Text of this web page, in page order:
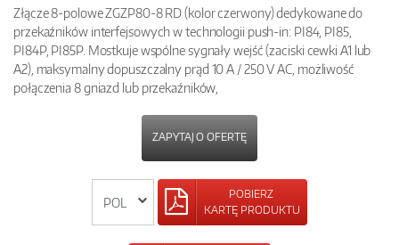
Złącze 8-polowe ZGZP80-8 RD (kolor czerwony) dedykowane do
przekaźników interfejsowych w technologii push-in: PI84, PI85,
PI84P, PI85P. Mostkuje wspólne sygnały wejść (zaciski cewki A1 lub
A2), maksymalny dopuszczalny prąd 10 A / 250 V AC, możliwość
połączenia 8 gniazd lub przekaźników,
ZAPYTAJ O OFERTĘ
POBIERZ
KARTĘ PRODUKTU